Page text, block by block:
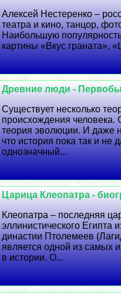
Алексей Нестеренко –
театра и кино, танцор,
Наибольшую
картины «Вкус граната»,
Древние люди -
Существует несколько
происхождения человека.
теория эволюции. И даже
что история пока так и не
однозначный...
Царица Клеопатра -
Клеопатра – последняя
эллинистического Египта
династии Птолемеев
является одной из самых
в истории. О...